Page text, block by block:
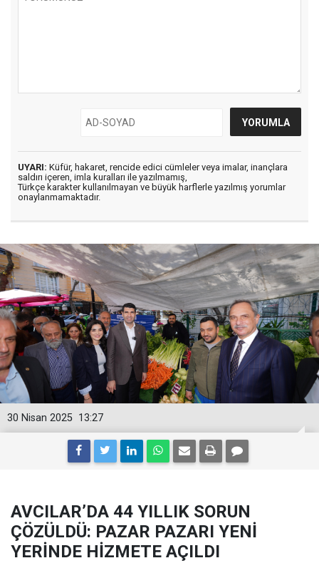
UYARI: Küfür, hakaret, rencide edici cümleler veya imalar, inançlara
saldırı içeren, imla kuralları ile yazılmamış,
Türkçe karakter kullanılmayan ve büyük harflerle yazılmış yorumlar
onaylanmamaktadır.
13:27
30 Nisan 2025
AVCILAR’DA 44 YILLIK SORUN
ÇÖZÜLDÜ: PAZAR PAZARI YENİ
YERİNDE HİZMETE AÇILDI